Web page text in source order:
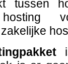
tussen